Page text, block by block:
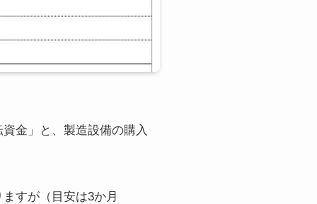
金」と、製造設備の購入
すが（目安は3か月